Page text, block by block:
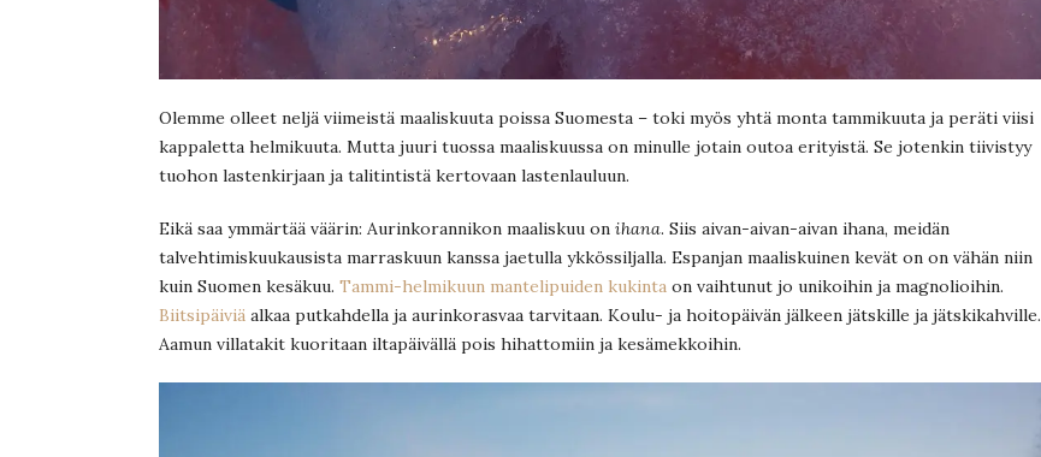
Olemme olleet neljä viimeistä maaliskuuta poissa Suomesta – toki myös yhtä monta tammikuuta ja peräti viisi
kappaletta helmikuuta. Mutta juuri tuossa maaliskuussa on minulle jotain outoa erityistä. Se jotenkin tiivistyy
tuohon lastenkirjaan ja talitintistä kertovaan lastenlauluun.
Eikä saa ymmärtää väärin: Aurinkorannikon maaliskuu on ihana. Siis aivan-aivan-aivan ihana, meidän
talvehtimiskuukausista marraskuun kanssa jaetulla ykkössiljalla. Espanjan maaliskuinen kevät on on vähän niin
kuin Suomen kesäkuu. Tammi-helmikuun mantelipuiden kukinta on vaihtunut jo unikoihin ja magnolioihin.
Biitsipäiviä alkaa putkahdella ja aurinkorasvaa tarvitaan. Koulu- ja hoitopäivän jälkeen jätskille ja jätskikahville.
Aamun villatakit kuoritaan iltapäivällä pois hihattomiin ja kesämekkoihin.